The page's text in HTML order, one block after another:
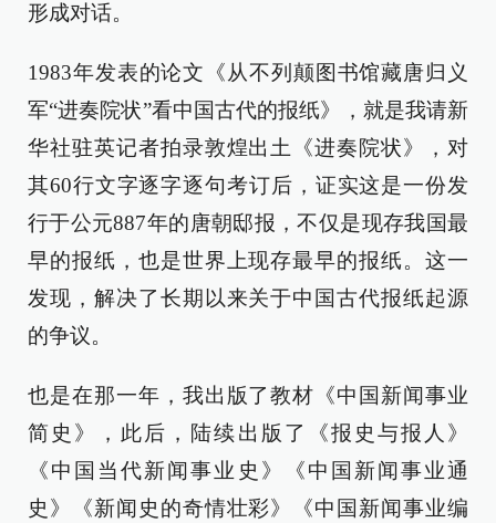
形成对话。
1983年发表的论文《从不列颠图书馆藏唐归义
军“进奏院状”看中国古代的报纸》，就是我请新
华社驻英记者拍录敦煌出土《进奏院状》，对
其60行文字逐字逐句考订后，证实这是一份发
行于公元887年的唐朝邸报，不仅是现存我国最
早的报纸，也是世界上现存最早的报纸。这一
发现，解决了长期以来关于中国古代报纸起源
的争议。
也是在那一年，我出版了教材《中国新闻事业
简史》，此后，陆续出版了《报史与报人》
《中国当代新闻事业史》《中国新闻事业通
史》《新闻史的奇情壮彩》《中国新闻事业编